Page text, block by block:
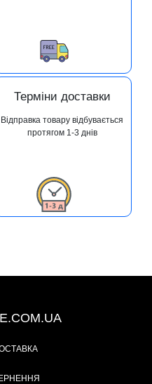
Терміни доставки
Відправка товару відбувається
протягом 1-3 днів